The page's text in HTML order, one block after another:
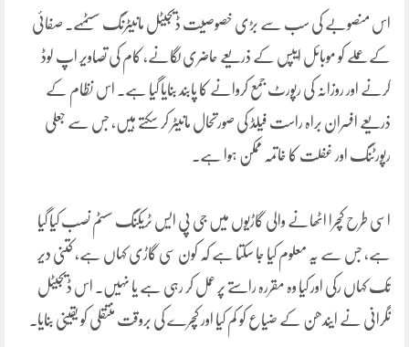
اس منصوبے کی سب سے بڑی خصوصیت ڈیجیٹل مانیٹرنگ سسٹمہے۔ صفائی
کے عملے کو موبائل ایپس کے ذریعے حاضری لگانے، کام کی تصاویر اپ لوڈ
کرنے اور روزانہ کی رپورٹ جمع کروانے کا پابند بنایا گیا ہے۔ اس نظام کے
ذریعے افسران براہ راست فیلڈ کی صورتحال مانیٹر کر سکتے ہیں، جس سے جعلی
رپورٹنگ اور غفلت کا خاتمہ ممکن ہوا ہے۔
اسی طرح کچرا اٹھانے والی گاڑیوں میں جی پی ایس ٹریکنگ سسٹم نصب کیا گیا
ہے، جس سے یہ معلوم کیا جا سکتا ہے کہ کون سی گاڑی کہاں ہے، کتنی دیر
تک کہاں رکی اور کیا وہ مقررہ راستے پر عمل کر رہی ہے یا نہیں۔ اس ڈیجیٹل
نگرانی نے ایندھن کے ضیاع کو کم کیا اور کچرے کی بروقت منتقلی کو یقینی بنایا۔